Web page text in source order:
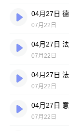
04月27日
07月22日
04月27日
07月22日
04月27日
07月22日
04月27日
07月22日